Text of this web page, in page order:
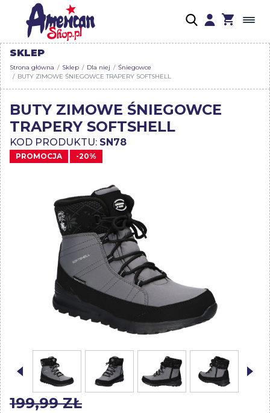
SKLEP
Strona główna Sklep Dla niej
Śniegowce
BUTY ZIMOWE ŚNIEGOWCE TRAPERY SOFTSHELL
BUTY ZIMOWE ŚNIEGOWCE
TRAPERY SOFTSHELL
KOD PRODUKTU: SN78
PROMOCJA -20%
199,99 ZŁ